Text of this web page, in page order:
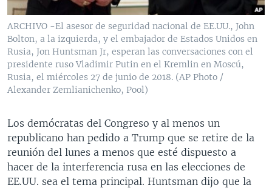
ARCHIVO -El asesor de seguridad nacional de EE.UU., John
Bolton, a la izquierda, y el embajador de Estados Unidos en
Rusia, Jon Huntsman Jr, esperan las conversaciones con el
presidente ruso Vladimir Putin en el Kremlin en Moscú,
Rusia, el miércoles 27 de junio de 2018. (AP Photo /
Alexander Zemlianichenko, Pool)
Los demócratas del Congreso y al menos un
republicano han pedido a Trump que se retire de la
reunión del lunes a menos que esté dispuesto a
hacer de la interferencia rusa en las elecciones de
EE.UU. sea el tema principal. Huntsman dijo que la